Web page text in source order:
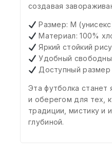
создавая
Размер: M
Материал: 100%
Яркий стойкий
Удобный
Доступный
Эта футболка станет
и оберегом для тех,
традиции, мистику и
глубиной.